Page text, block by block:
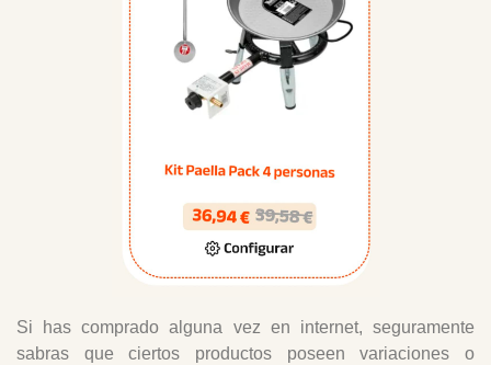
Si has comprado alguna vez en internet, seguramente
sabras que ciertos productos poseen variaciones o